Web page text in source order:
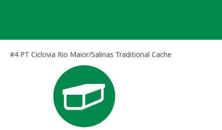
#4 PT Ciclovia Rio Maior/Salinas Traditional Cache